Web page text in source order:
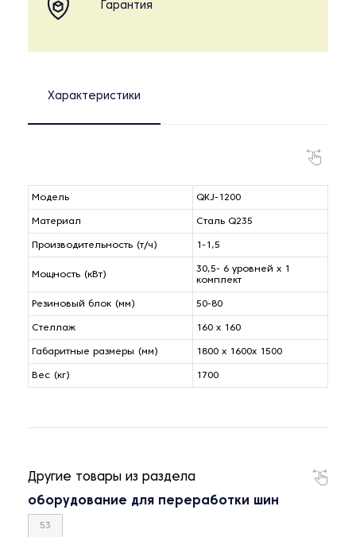
Гарантия
Характеристики
Модель QKJ-1200
Материал Сталь Q235
Производительность (т/ч) 1-1,5
Мощность (кВт)
30,5- 6 уровней х 1
комплект
Резиновый блок (мм) 50-80
Стеллаж 160 х 160
Габаритные размеры (мм) 1800 х 1600х 1500
Вес (кг) 1700
Другие товары из раздела
оборудование для переработки шин
53